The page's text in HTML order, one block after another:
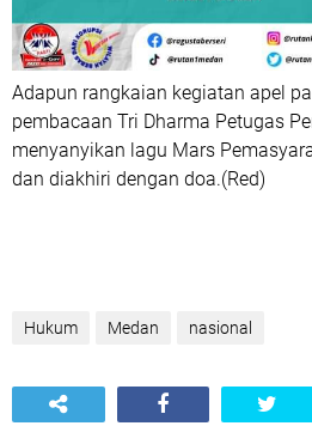
Adapun rangkaian kegiatan apel
pembacaan Tri Dharma Petugas
menyanyikan lagu Mars
dan diakhiri dengan doa.(Red)
Hukum Medan nasional